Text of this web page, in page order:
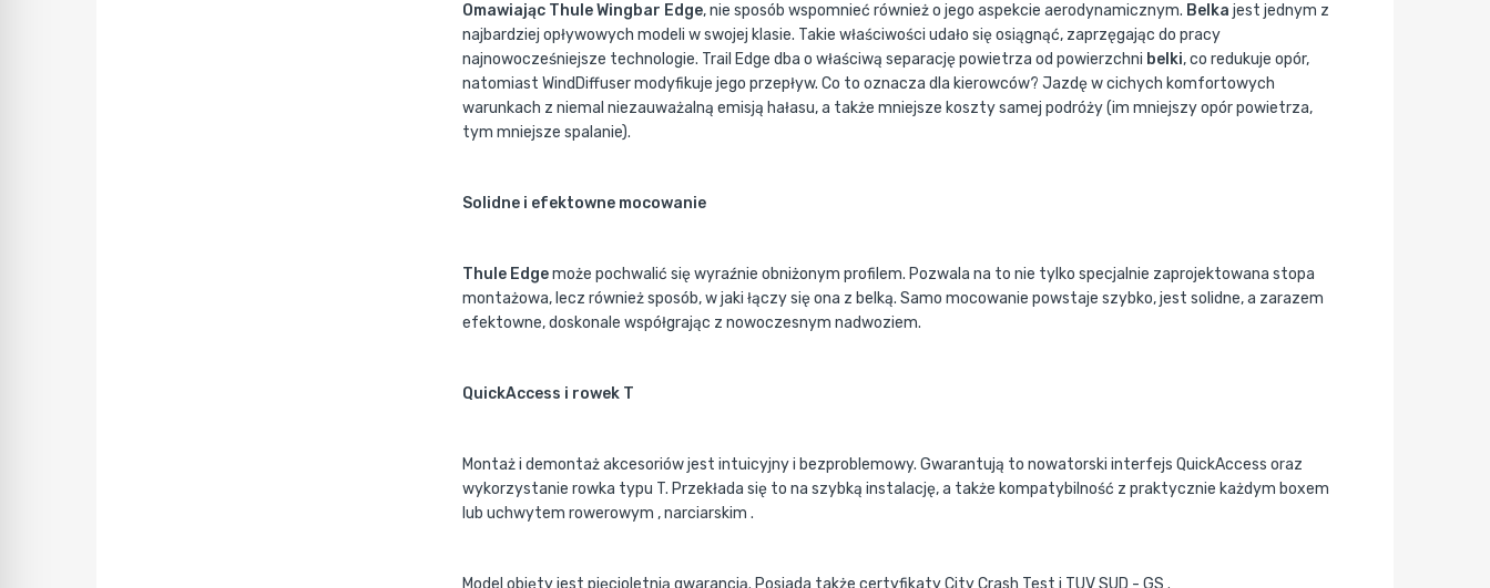
Omawiając Thule Wingbar Edge, nie sposób wspomnieć również o jego aspekcie aerodynamicznym. Belka jest jednym z
najbardziej opływowych modeli w swojej klasie. Takie właściwości udało się osiągnąć, zaprzęgając do pracy
najnowocześniejsze technologie. Trail Edge dba o właściwą separację powietrza od powierzchni belki, co redukuje opór,
natomiast WindDiffuser modyfikuje jego przepływ. Co to oznacza dla kierowców? Jazdę w cichych komfortowych
warunkach z niemal niezauważalną emisją hałasu, a także mniejsze koszty samej podróży (im mniejszy opór powietrza,
tym mniejsze spalanie).
Solidne i efektowne mocowanie
Thule Edgemoże pochwalić się wyraźnie obniżonym profilem. Pozwala na to nie tylko specjalnie zaprojektowana stopa
montażowa, lecz również sposób, w jaki łączy się ona z belką. Samo mocowanie powstaje szybko, jest solidne, a zarazem
efektowne, doskonale współgrając z nowoczesnym nadwoziem.
QuickAccess i rowek T
Montaż i demontaż akcesoriów jest intuicyjny i bezproblemowy. Gwarantują to nowatorski interfejs QuickAccess oraz
wykorzystanie rowka typu T. Przekłada się to na szybką instalację, a także kompatybilność z praktycznie każdym boxem
lub uchwytem rowerowym , narciarskim .
Model objęty jest pięcioletnią gwarancją. Posiada także certyfikaty City Crash Test i TUV SUD - GS .